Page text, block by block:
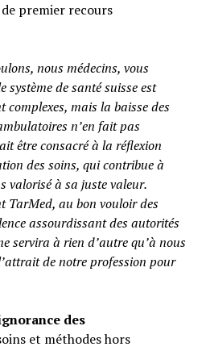
premier recours
nous médecins, vous
de santé suisse est
complexes, mais la baisse des
n’en fait pas
être consacré à la réflexion
des soins, qui contribue à
valorisé à sa juste valeur.
TarMed, au bon vouloir des
assourdissant des autorités
servira à rien d’autre qu’à nous
de notre profession pour
des
et méthodes hors